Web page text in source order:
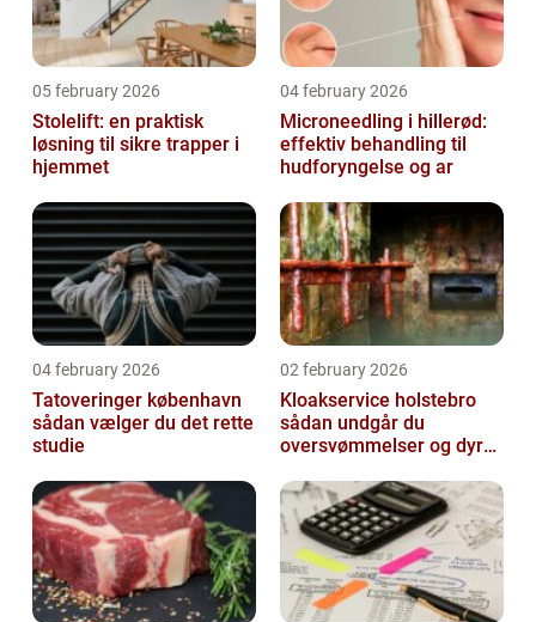
05 february 2026
Stolelift: en praktisk
løsning til sikre trapper i
hjemmet
04 february 2026
Microneedling i hillerød:
effektiv behandling til
hudforyngelse og ar
04 february 2026
Tatoveringer københavn
sådan vælger du det rette
studie
02 february 2026
Kloakservice holstebro
sådan undgår du
oversvømmelser og dyre